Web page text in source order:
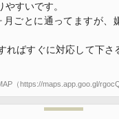
やすいです。
月ごとに通ってますが、
ればすぐに対応して下さ
（https://maps.app.goo.gl/